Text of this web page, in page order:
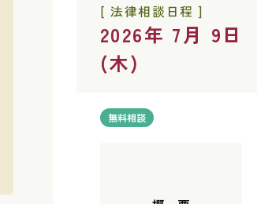
[ 法律相談日程 ]
2026年 7月 9日
(木)
無料相談